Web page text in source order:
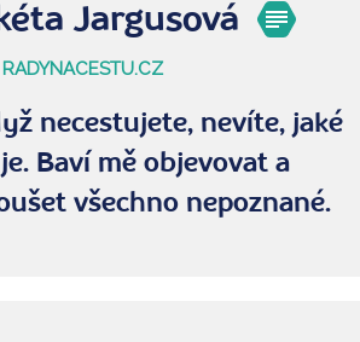
Jargusová
RADYNACESTU.CZ
necestujete, nevíte, jaké
Baví mě objevovat a
všechno nepoznané.